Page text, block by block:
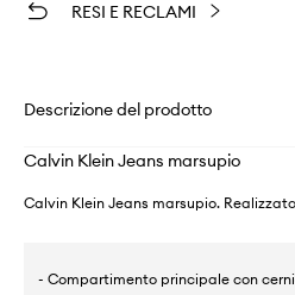
RESI E RECLAMI
Descrizione del prodotto
Calvin Klein Jeans marsupio
Calvin Klein Jeans marsupio.
- Compartimento principale con